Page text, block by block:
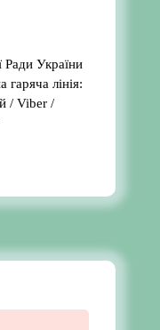
Ради України
лінія:
/ Viber /